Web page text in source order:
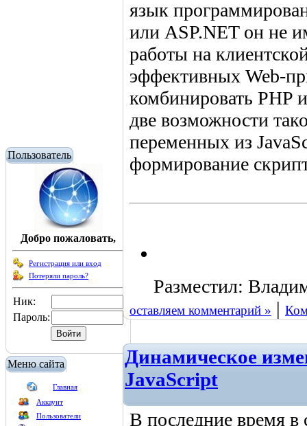
Пользователь
Добро пожаловать,
Регистрация или вход
Потеряли пароль?
Ник:
Пароль:
Меню сайта
Главная
Аккаунт
Пользователи
язык
или ASP.NET он не
работы на
эффективных Web-
комбинировать PHP
две возможности
переменных из
формирование
Разместил:
оставляем комментарий » |
Динамическое
JavaScript
В последние время в